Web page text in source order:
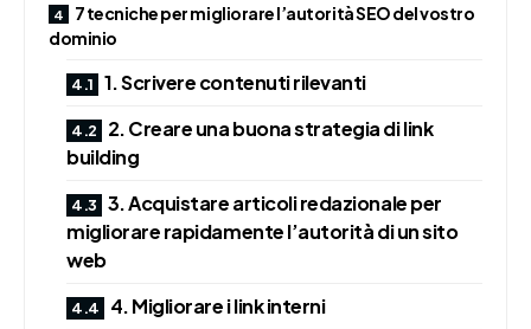
7 tecniche per migliorare l’autorità SEO del vostro
dominio
1. Scrivere contenuti rilevanti
2. Creare una buona strategia di link
building
3. Acquistare articoli redazionale per
migliorare rapidamente l’autorità di un sito
web
4. Migliorare i link interni